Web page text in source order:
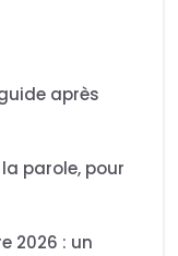
après
la parole, pour
2026 : un